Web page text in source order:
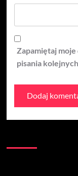
Zapamiętaj
pisania